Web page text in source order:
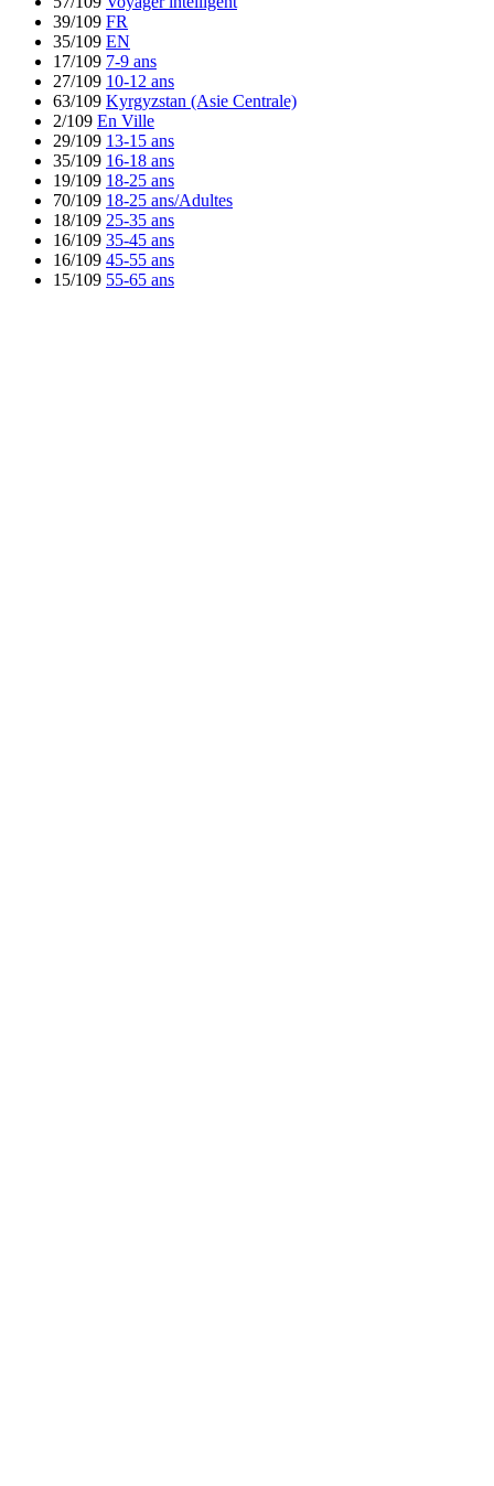
39/109 FR
35/109 EN
17/109 7-9 ans
27/109 10-12 ans
63/109 Kyrgyzstan (Asie Centrale)
2/109 En Ville
29/109 13-15 ans
35/109 16-18 ans
19/109 18-25 ans
70/109 18-25 ans/Adultes
18/109 25-35 ans
16/109 35-45 ans
16/109 45-55 ans
15/109 55-65 ans